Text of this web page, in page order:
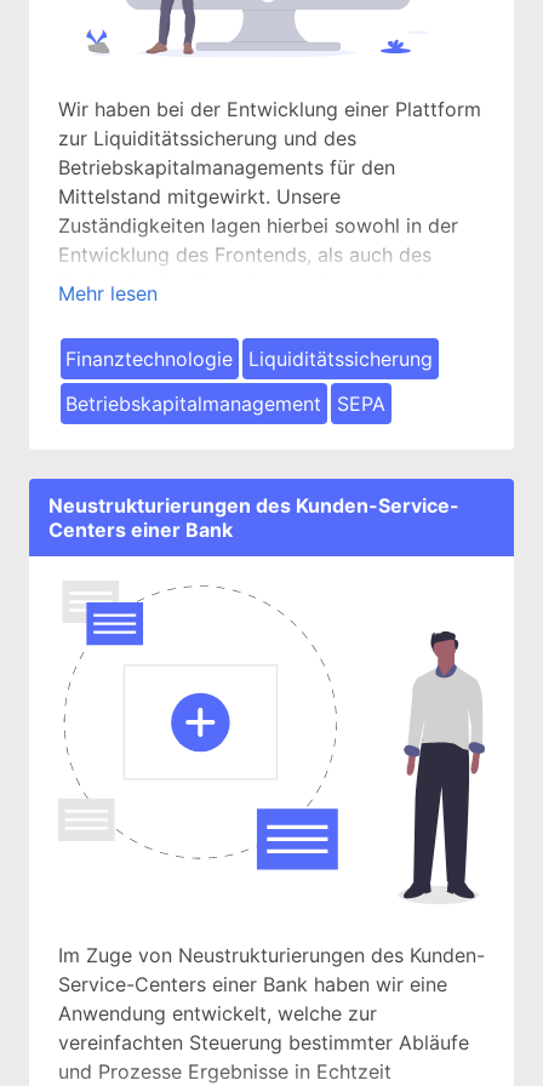
Wir haben bei der Entwicklung einer Plattform
zur Liquiditätssicherung und des
Betriebskapitalmanagements für den
Mittelstand mitgewirkt. Unsere
Zuständigkeiten lagen hierbei sowohl in der
Entwicklung des Frontends, als auch des
Backends. Darüber hinaus haben wir mit
Zahlungsprozesses vorgenommen sowie die
Anbindung verschiedener APIs.
Mehr lesen
Finanztechnologie
Liquiditätssicherung
Betriebskapitalmanagement
SEPA
Neustrukturierungen des Kunden-Service-
Centers einer Bank
Im Zuge von Neustrukturierungen des Kunden-
Service-Centers einer Bank haben wir eine
Anwendung entwickelt, welche zur
vereinfachten Steuerung bestimmter Abläufe
und Prozesse Ergebnisse in Echtzeit